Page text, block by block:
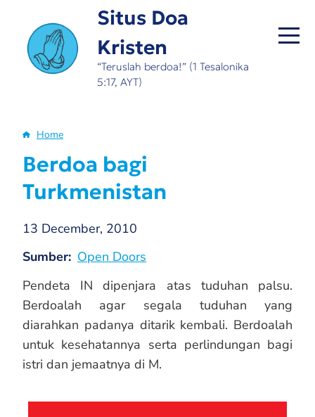
main
content
Situs Doa
Kristen
“Teruslah berdoa!” (1 Tesalonika
5:17, AYT)
Breadcrumb
Home
Berdoa bagi
Turkmenistan
13 December, 2010
Sumber Open Doors
Pendeta IN dipenjara atas tuduhan palsu.
Berdoalah agar segala tuduhan yang
diarahkan padanya ditarik kembali. Berdoalah
untuk kesehatannya serta perlindungan bagi
istri dan jemaatnya di M.